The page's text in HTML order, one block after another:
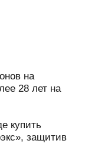
на
28 лет на
купить
защитив